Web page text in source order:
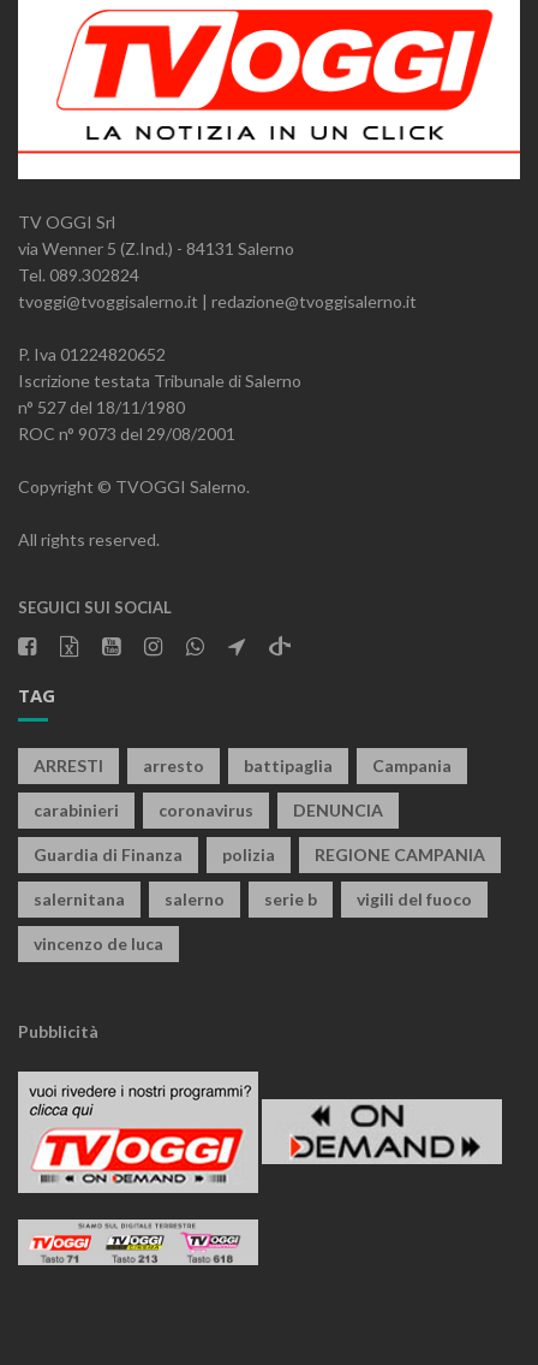
TV OGGI Srl
via Wenner 5 (Z.Ind.) - 84131 Salerno
Tel. 089.302824
tvoggi@tvoggisalerno.it | redazione@tvoggisalerno.it
P. Iva 01224820652
Iscrizione testata Tribunale di Salerno
n° 527 del 18/11/1980
ROC n° 9073 del 29/08/2001
Copyright © TVOGGI Salerno.
All rights reserved.
SEGUICI SUI SOCIAL
TAG
ARRESTI arresto battipaglia Campania
carabinieri coronavirus DENUNCIA
Guardia di Finanza polizia REGIONE CAMPANIA
salernitana salerno serie b vigili del fuoco
vincenzo de luca
Pubblicità